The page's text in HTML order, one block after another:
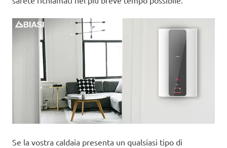
Se la vostra caldaia presenta un qualsiasi tipo di